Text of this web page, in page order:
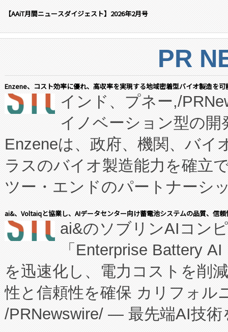
【AAiT月間ニュースダイジェスト】2026年2月号
PR
Enzene、コスト効率に優れ、高収率を実現する地域密着型バイオ製造を
インド、プネー,/
イノベーション型の
Enzeneは、政府、機関、バイ
ラスのバイオ製造能力を確立
ツー・エンドのパートナーシ
表しました。 同社の実績ある
manufacturing™ (FCCM™) プ
たNeXは、バイオ医薬品製造
従来のフェッドバッチ施設の
に、患者やサプライチェーン
キー方式で拡張性が高く、持
ai&、Voltaiqと協業し、AIデータセンター向け蓄電池システムの品質、信
ai&のソブリンAIコン
「Enterprise Battery
を迅速化し、電力コストを削
性と信頼性を確保 カリフォル
/PRNewswire/ — 最先端AI技術